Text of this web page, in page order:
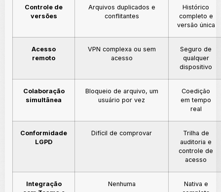
Controle de
versões
Arquivos duplicados e
conflitantes
Histórico
completo e
versão única
Acesso
remoto
VPN complexa ou sem
acesso
Seguro de
qualquer
dispositivo
Colaboração
simultânea
Bloqueio de arquivo, um
usuário por vez
Coedição
em tempo
real
Conformidade
LGPD
Difícil de comprovar
Trilha de
auditoria e
controle de
acesso
Integração
Nenhuma
Nativa e